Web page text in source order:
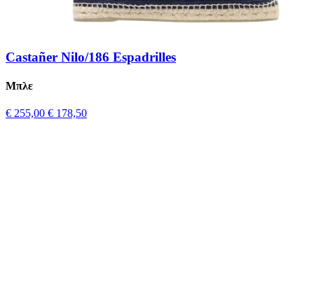
Castañer Nilo/186 Espadrilles
Μπλε
€ 255,00 € 178,50